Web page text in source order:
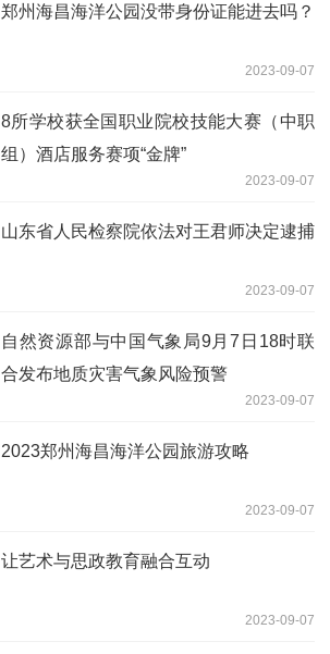
郑州海昌海洋公园没带身份证能进去吗？
2023-09-07
8所学校获全国职业院校技能大赛（中职
组）酒店服务赛项“金牌”
2023-09-07
山东省人民检察院依法对王君师决定逮捕
2023-09-07
自然资源部与中国气象局9月7日18时联
合发布地质灾害气象风险预警
2023-09-07
2023郑州海昌海洋公园旅游攻略
2023-09-07
让艺术与思政教育融合互动
2023-09-07